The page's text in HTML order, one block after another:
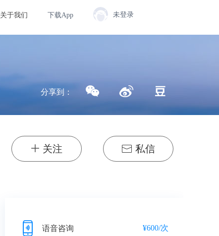
关于我们 下载App 未登录
分享到：
关注 私信
语音咨询 ¥600/次